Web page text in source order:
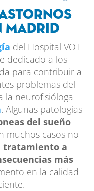
Madrid
del Hospital VOT
dedicado a los
para contribuir a
problemas del
la neurofisióloga
. Algunas patologías
del sueño
muchos casos no
tratamiento a
más
en la calidad